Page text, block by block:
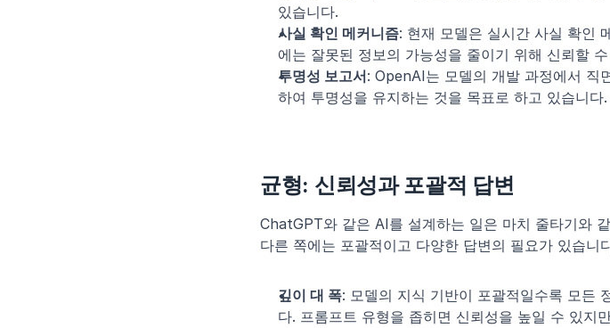
있습니다.
사실 확인 메커니즘: 현재 모델은 실시간 사실 확인
에는 잘못된 정보의 가능성을 줄이기 위해 신뢰할
투명성 보고서: OpenAI는 모델의 개발 과정에서 직
하여 투명성을 유지하는 것을 목표로 하고 있습니다.
균형: 신뢰성과 포괄적 답변
ChatGPT와 같은 AI를 설계하는 일은 마치 줄타기와
다른 쪽에는 포괄적이고 다양한 답변의 필요가 있습
깊이 대 폭: 모델의 지식 기반이 포괄적일수록 모든
다. 프롬프트 유형을 좁히면 신뢰성을 높일 수 있지